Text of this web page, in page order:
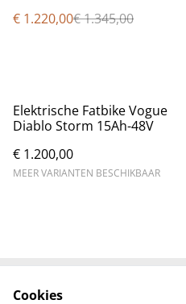
€ 1.220,00€ 1.345,00
Elektrische Fatbike Vogue
Diablo Storm 15Ah-48V
€ 1.200,00
MEER VARIANTEN BESCHIKBAAR
Cookies